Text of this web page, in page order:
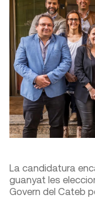
La candidatura
guanyat les
Govern del Cateb